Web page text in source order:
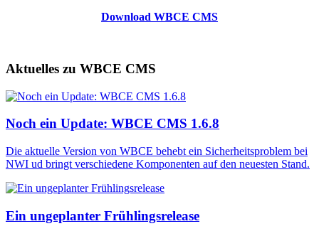
Download WBCE CMS
Aktuelles zu WBCE CMS
Noch ein Update: WBCE CMS 1.6.8
Die aktuelle Version von WBCE behebt ein Sicherheitsproblem bei
NWI ud bringt verschiedene Komponenten auf den neuesten Stand.
Ein ungeplanter Frühlingsrelease